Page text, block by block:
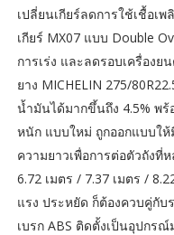
เปลี่ยนเกียร์ลดการใช้เชื้อเ
เกียร์ MX07 แบบ Double
การเร่ง และลดรอบเครื่อง
ยาง MICHELIN 275/
น้ำมันได้มากขึ้นถึง 4.5% พ
หนัก แบบใหม่ ถูกออกแบบใ
ความยาวเพื่อการต่อตัวถังที่
6.72 เมตร / 7.37 เมตร /
แรง ประหยัด ก็ต้องควบคู่กั
เบรก ABS ติดตั้งเป็นอุปกร